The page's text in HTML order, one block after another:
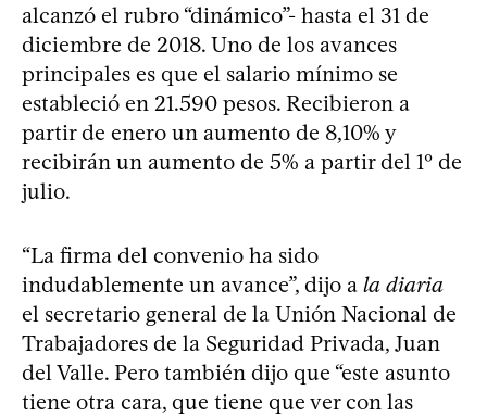
alcanzó el rubro “dinámico”- hasta el 31 de
diciembre de 2018. Uno de los avances
principales es que el salario mínimo se
estableció en 21.590 pesos. Recibieron a
partir de enero un aumento de 8,10% y
recibirán un aumento de 5% a partir del 1º de
julio.
“La firma del convenio ha sido
indudablemente un avance”, dijo a la diaria
el secretario general de la Unión Nacional de
Trabajadores de la Seguridad Privada, Juan
del Valle. Pero también dijo que “este asunto
tiene otra cara, que tiene que ver con las